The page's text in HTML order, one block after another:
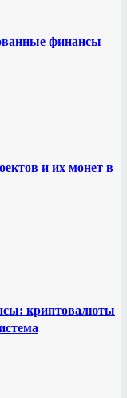
финансы
и их монет в
криптовалюты